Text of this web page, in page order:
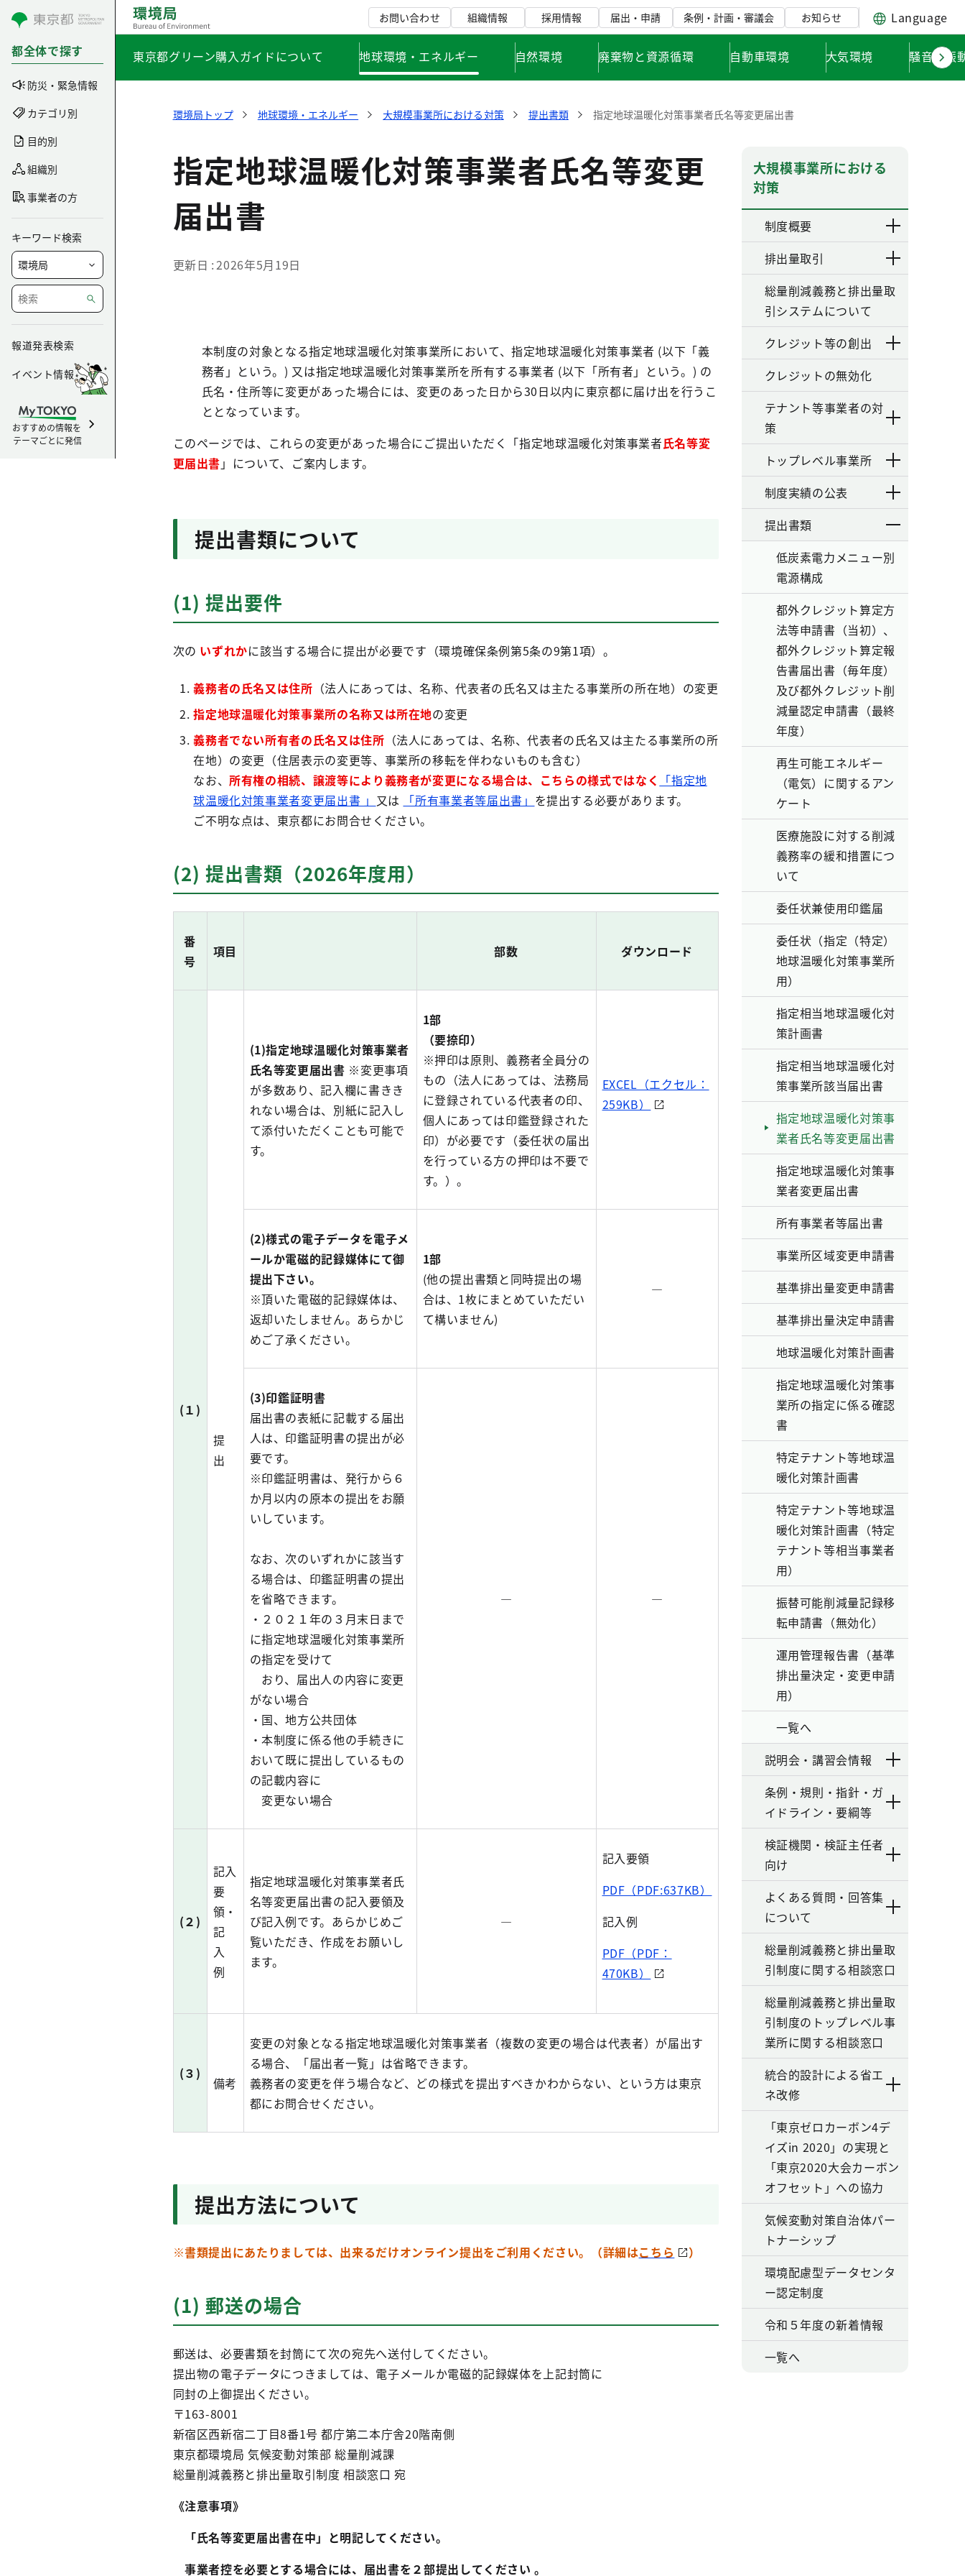
コンテンツにスキップ
都全体で探す
防災・緊急情報
カテゴリ別
目的別
組織別
事業者の方
キーワード検索
報道発表検索
イベント情報
おすすめの情報を
テーマごとに発信
お問い合わせ 組織情報 採用情報 届出・申請 条例・計画・審議会 お知らせ Language
東京都グリーン購入ガイドについて 地球環境・エネルギー 自然環境 廃棄物と資源循環 自動車環境 大気環境 騒音・振
環境局トップ 地球環境・エネルギー 大規模事業所における対策 提出書類 指定地球温暖化対策事業者氏名等変更届出書
指定地球温暖化対策事業者氏名等変更
届出書
更新日 2026年5月19日
本制度の対象となる指定地球温暖化対策事業所において、指定地球温暖化対策事業者 (以下「義
務者」という。) 又は指定地球温暖化対策事業所を所有する事業者 (以下「所有者」という。) の
氏名・住所等に変更があった場合には、変更のあった日から30日以内に東京都に届け出を行うこ
ととなっています。
このページでは、これらの変更があった場合にご提出いただく「指定地球温暖化対策事業者氏名等変
更届出書 」について、ご案内します。
提出書類について
(1) 提出要件
次の いずれかに該当する場合に提出が必要です（環境確保条例第5条の9第1項）。
義務者の氏名又は住所 （法人にあっては、名称、代表者の氏名又は主たる事業所の所在地）の変更
指定地球温暖化対策事業所の名称又は所在地の変更
義務者でない所有者の氏名又は住所 （法人にあっては、名称、代表者の氏名又は主たる事業所の所
在地）の変更（住居表示の変更等、事業所の移転を伴わないものも含む）
なお、所有権の相続、譲渡等により義務者が変更になる場合は、こちらの様式ではなく 「指定地
球温暖化対策事業者変更届出書 」 又は 「所有事業者等届出書」 を提出する必要があります。
ご不明な点は、東京都にお問合せください。
(2) 提出書類（2026年度用）
番
号
項目 部数 ダウンロード
(１)
提
出
(1)指定地球温暖化対策事業者
氏名等変更届出書 ※変更事項
が多数あり、記入欄に書きき
れない場合は、別紙に記入し
て添付いただくことも可能で
す。
1部
（要捺印）
※押印は原則、義務者全員分の
もの（法人にあっては、法務局
に登録されている代表者の印、
個人にあっては印鑑登録された
印）が必要です（委任状の届出
を行っている方の押印は不要で
す。）。
EXCEL（エクセル：
259KB）
(2)様式の電子データを電子メ
ールか電磁的記録媒体にて御
提出下さい。
※頂いた電磁的記録媒体は、
返却いたしません。あらかじ
めご了承ください。
1部
(他の提出書類と同時提出の場
合は、1枚にまとめていただい
て構いません)
―
(3)印鑑証明書
届出書の表紙に記載する届出
人は、印鑑証明書の提出が必
要です。
※印鑑証明書は、発行から６
か月以内の原本の提出をお願
いしています。
なお、次のいずれかに該当す
る場合は、印鑑証明書の提出
を省略できます。
・２０２１年の３月末日まで
に指定地球温暖化対策事業所
の指定を受けて
おり、届出人の内容に変更
がない場合
・国、地方公共団体
・本制度に係る他の手続きに
おいて既に提出しているもの
の記載内容に
変更ない場合
― ―
(２)
記入
要
領・
記
入
例
指定地球温暖化対策事業者氏
名等変更届出書の記入要領及
び記入例です。あらかじめご
覧いただき、作成をお願いし
ます。
―
記入要領
PDF（PDF:637KB）
記入例
PDF（PDF：
470KB）
(３)
備考
変更の対象となる指定地球温暖化対策事業者（複数の変更の場合は代表者）が届出す
る場合、「届出者一覧」は省略できます。
義務者の変更を伴う場合など、どの様式を提出すべきかわからない、という方は東京
都にお問合せください。
提出方法について
※書類提出にあたりましては、出来るだけオンライン提出をご利用ください。（詳細はこちら ）
(1) 郵送の場合
郵送は、必要書類を封筒にて次の宛先へ送付してください。
提出物の電子データにつきましては、電子メールか電磁的記録媒体を上記封筒に
同封の上御提出ください。
〒163-8001
新宿区西新宿二丁目8番1号 都庁第二本庁舎20階南側
東京都環境局 気候変動対策部 総量削減課
総量削減義務と排出量取引制度 相談窓口 宛
《注意事項》
「氏名等変更届出書在中」と明記してください。
事業者控を必要とする場合には、届出書を２部提出してください 。
大規模事業所における
対策
制度概要
排出量取引
総量削減義務と排出量取
引システムについて
クレジット等の創出
クレジットの無効化
テナント等事業者の対
策
トップレベル事業所
制度実績の公表
提出書類
低炭素電力メニュー別
電源構成
都外クレジット算定方
法等申請書（当初）、
都外クレジット算定報
告書届出書（毎年度）
及び都外クレジット削
減量認定申請書（最終
年度）
再生可能エネルギー
（電気）に関するアン
ケート
医療施設に対する削減
義務率の緩和措置につ
いて
委任状兼使用印鑑届
委任状（指定（特定）
地球温暖化対策事業所
用）
指定相当地球温暖化対
策計画書
指定相当地球温暖化対
策事業所該当届出書
指定地球温暖化対策事
業者氏名等変更届出書
指定地球温暖化対策事
業者変更届出書
所有事業者等届出書
事業所区域変更申請書
基準排出量変更申請書
基準排出量決定申請書
地球温暖化対策計画書
指定地球温暖化対策事
業所の指定に係る確認
書
特定テナント等地球温
暖化対策計画書
特定テナント等地球温
暖化対策計画書（特定
テナント等相当事業者
用）
振替可能削減量記録移
転申請書（無効化）
運用管理報告書（基準
排出量決定・変更申請
用）
一覧へ
説明会・講習会情報
条例・規則・指針・ガ
イドライン・要綱等
検証機関・検証主任者
向け
よくある質問・回答集
について
総量削減義務と排出量取
引制度に関する相談窓口
総量削減義務と排出量取
引制度のトップレベル事
業所に関する相談窓口
統合的設計による省エ
ネ改修
「東京ゼロカーボン4デ
イズin 2020」の実現と
「東京2020大会カーボン
オフセット」への協力
気候変動対策自治体パー
トナーシップ
環境配慮型データセンタ
ー認定制度
令和５年度の新着情報
一覧へ